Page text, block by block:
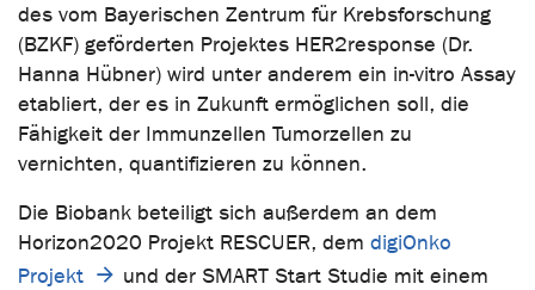
des vom Bayerischen Zentrum für Krebsforschung
(BZKF) geförderten Projektes HER2response (Dr.
Hanna Hübner) wird unter anderem ein in-vitro Assay
etabliert, der es in Zukunft ermöglichen soll, die
Fähigkeit der Immunzellen Tumorzellen zu
vernichten, quantifizieren zu können.
Die Biobank beteiligt sich außerdem an dem
Horizon2020 Projekt RESCUER, dem digiOnko
Projekt
und der SMART Start Studie mit einem